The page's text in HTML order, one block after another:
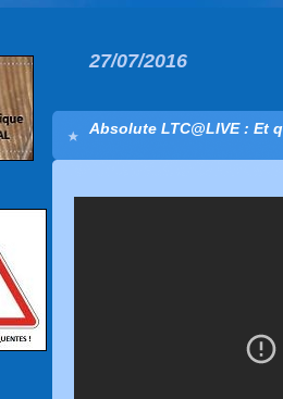
27/07/2016
Absolute LTC@LIVE : Et